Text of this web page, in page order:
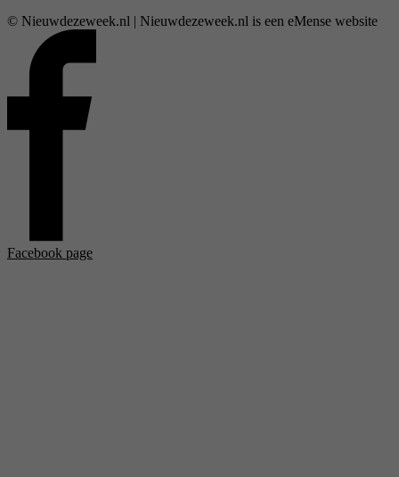
© Nieuwdezeweek.nl | Nieuwdezeweek.nl is een eMense website
Facebook page